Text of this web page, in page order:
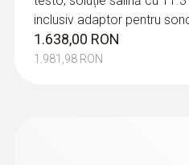
inclusiv adaptor pentru
1.638,00 RON
1.981,98 RON